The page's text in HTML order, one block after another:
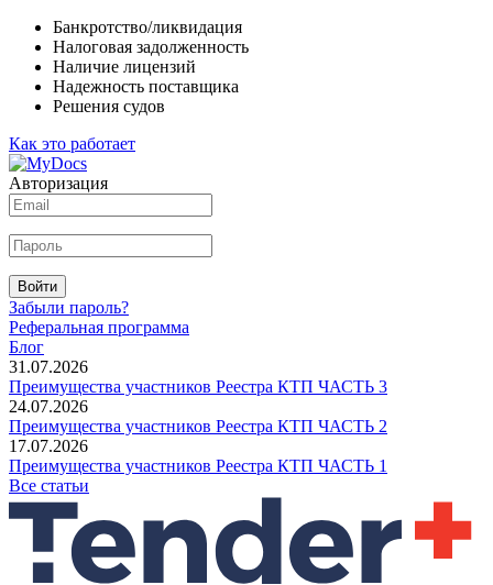
Банкротство/ликвидация
Налоговая задолженность
Наличие лицензий
Надежность поставщика
Решения судов
Как это работает
Авторизация
Войти
Забыли пароль?
Реферальная программа
Блог
31.07.2026
Преимущества участников Реестра КТП ЧАСТЬ 3
24.07.2026
Преимущества участников Реестра КТП ЧАСТЬ 2
17.07.2026
Преимущества участников Реестра КТП ЧАСТЬ 1
Все статьи